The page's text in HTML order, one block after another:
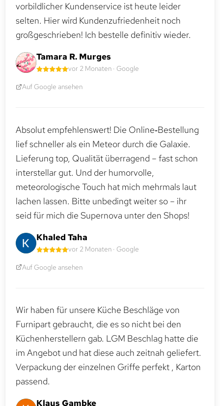
vorbildlicher Kundenservice ist heute leider
selten. Hier wird Kundenzufriedenheit noch
großgeschrieben! Ich bestelle definitiv wieder.
Tamara R. Murges
vor 2 Monaten · Google
Auf Google ansehen
Absolut empfehlenswert! Die Online‑Bestellung
lief schneller als ein Meteor durch die Galaxie.
Lieferung top, Qualität überragend – fast schon
interstellar gut. Und der humorvolle,
meteorologische Touch hat mich mehrmals laut
lachen lassen. Bitte unbedingt weiter so – ihr
seid für mich die Supernova unter den Shops!
Khaled Taha
vor 2 Monaten · Google
Auf Google ansehen
Wir haben für unsere Küche Beschläge von
Furnipart gebraucht, die es so nicht bei den
Küchenherstellern gab. LGM Beschlag hatte die
im Angebot und hat diese auch zeitnah geliefert.
Verpackung der einzelnen Griffe perfekt , Karton
passend.
Klaus Gambke